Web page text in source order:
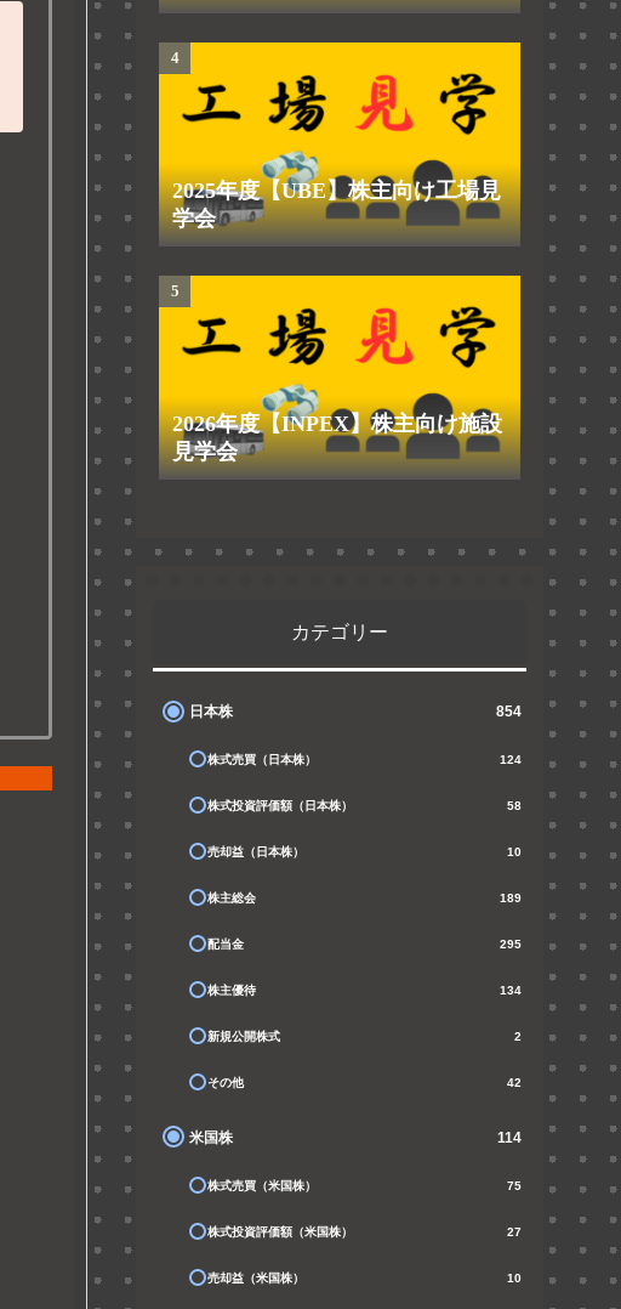
2025年度【UBE】株主向け工場見
学会
2026年度【INPEX】株主向け施設
見学会
カテゴリー
日本株 854
株式売買（日本株） 124
株式投資評価額（日本株） 58
売却益（日本株） 10
株主総会 189
配当金 295
株主優待 134
新規公開株式 2
その他 42
米国株 114
株式売買（米国株） 75
株式投資評価額（米国株） 27
売却益（米国株） 10